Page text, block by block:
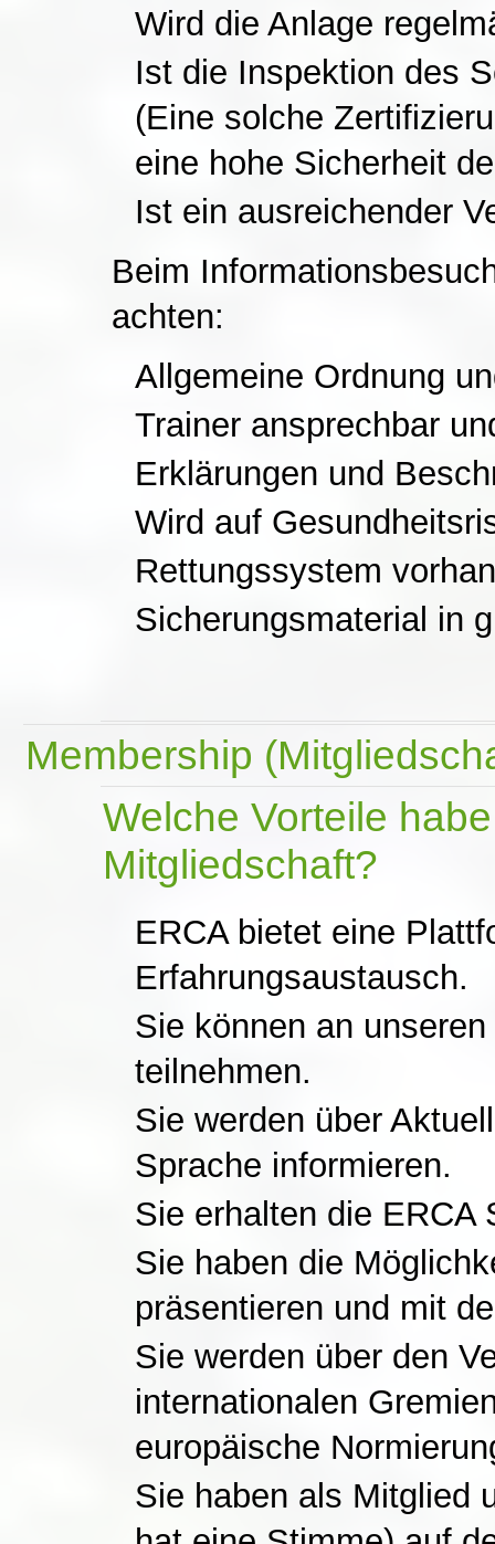
Wird die Anlage
Ist die Inspektion des
(Eine solche
eine hohe Sicherheit
Ist ein ausreichender
Beim
achten:
Allgemeine Ordnung
Trainer ansprechbar
Erklärungen und
Wird auf
Rettungssystem
Sicherungsmaterial in
Membership
Welche Vorteile
Mitgliedschaft?
ERCA bietet eine
Erfahrungsaustausch.
Sie können an
teilnehmen.
Sie werden über
Sprache informieren.
Sie erhalten die ERCA
Sie haben die
präsentieren und mit
Sie werden über den
internationalen
europäische
Sie haben als Mitglied